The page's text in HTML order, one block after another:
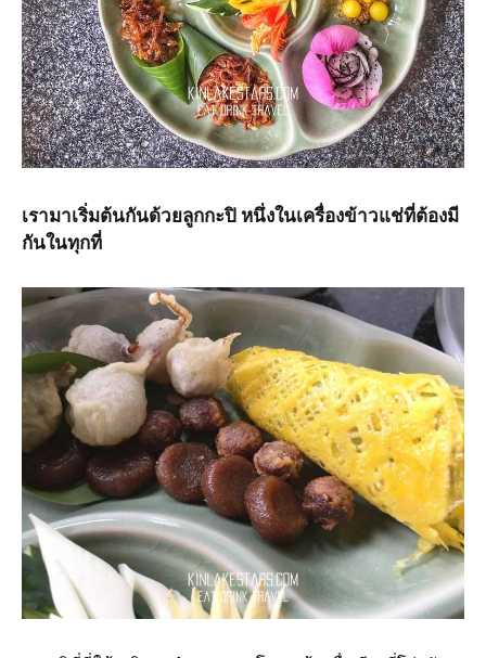
เรามาเริ่มต้นกันด้วยลูกกะปิ หนึ่งในเครื่องข้าวแช่ที่ต้องมี
กันในทุกที่